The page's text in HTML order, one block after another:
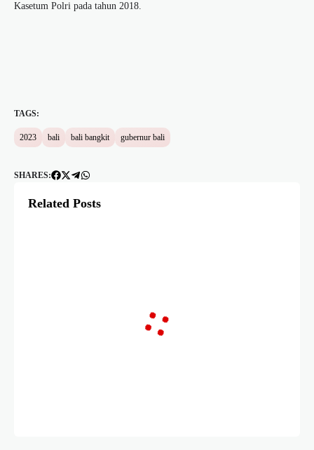
Kasetum Polri pada tahun 2018.
TAGS:
2023 bali bali bangkit gubernur bali
SHARES:
Related Posts